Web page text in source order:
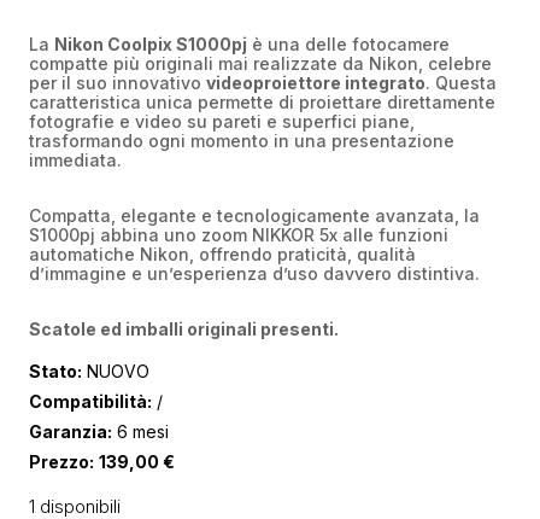
La Nikon Coolpix S1000pj è una delle fotocamere
compatte più originali mai realizzate da Nikon, celebre
per il suo innovativo videoproiettore integrato. Questa
caratteristica unica permette di proiettare direttamente
fotografie e video su pareti e superfici piane,
trasformando ogni momento in una presentazione
immediata.
Compatta, elegante e tecnologicamente avanzata, la
S1000pj abbina uno zoom NIKKOR 5x alle funzioni
automatiche Nikon, offrendo praticità, qualità
d’immagine e un’esperienza d’uso davvero distintiva.
Scatole ed imballi originali presenti.
Stato: NUOVO
Compatibilità: /
Garanzia: 6 mesi
Prezzo: 139,00 €
1 disponibili